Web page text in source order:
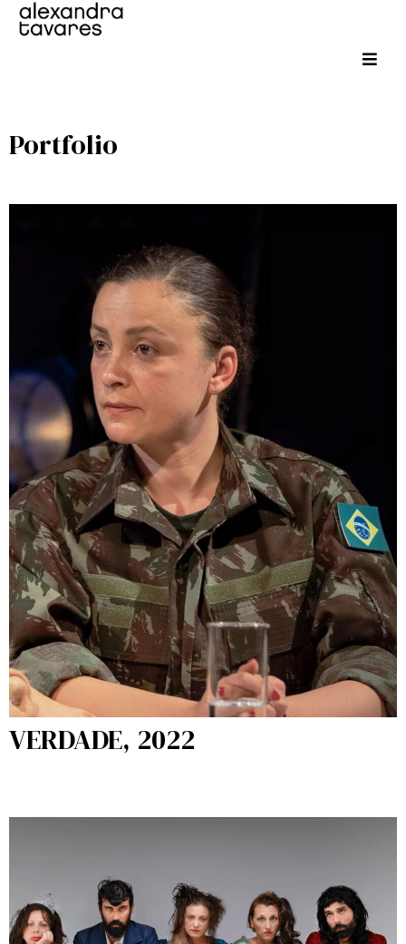
Portfolio
VERDADE, 2022